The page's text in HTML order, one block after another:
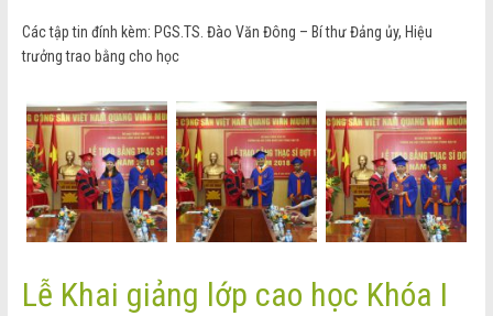
Các tập tin đính kèm: PGS.TS. Đào Văn Đông – Bí thư Đảng ủy, Hiệu
trưởng trao bằng cho học
Lễ Khai giảng lớp cao học Khóa I